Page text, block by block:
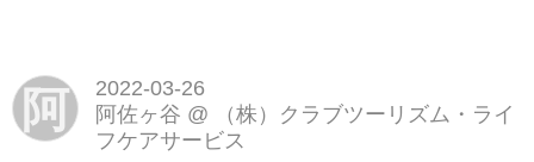
阿
2022-03-26
阿佐ヶ谷 @
（株）クラブツーリズム・ライ
フケアサービス